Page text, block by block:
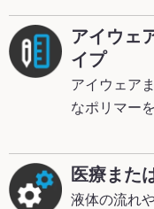
アイウェ
イプ
アイウェア
なポリマー
医療また
液体の流れ